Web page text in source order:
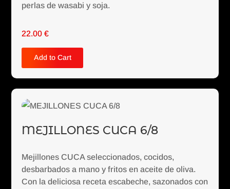
perlas de wasabi y soja.
22.00€
Add to Cart
MEJILLONES CUCA 6/8
Mejillones CUCA seleccionados, cocidos,
desbarbados a mano y fritos en aceite de oliva.
Con la deliciosa receta escabeche, sazonados con